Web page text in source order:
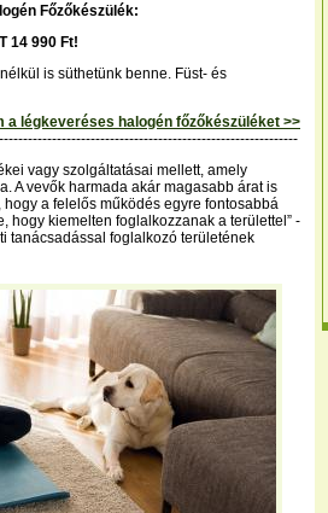
Főzőkészülék:
14 990 Ft!
is süthetünk benne. Füst- és
a légkeveréses halogén főzőkészüléket >>
vagy szolgáltatásai mellett, amely
A vevők harmada akár magasabb árat is
a felelős működés egyre fontosabbá
hogy kiemelten foglalkozzanak a területtel” -
tanácsadással foglalkozó területének